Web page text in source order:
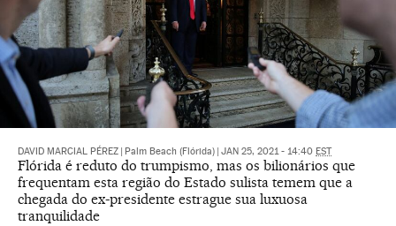
DAVID MARCIAL PÉREZ Palm Beach (Flórida) JAN 25, 2021 - 14:40 EST
Flórida é reduto do trumpismo, mas os bilionários que
frequentam esta região do Estado sulista temem que a
chegada do ex-presidente estrague sua luxuosa
tranquilidade